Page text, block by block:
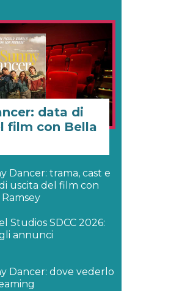
data di
film con Bella
Dancer: trama, cast e
uscita del film con
Studios SDCC 2026:
annunci
Dancer: dove vederlo